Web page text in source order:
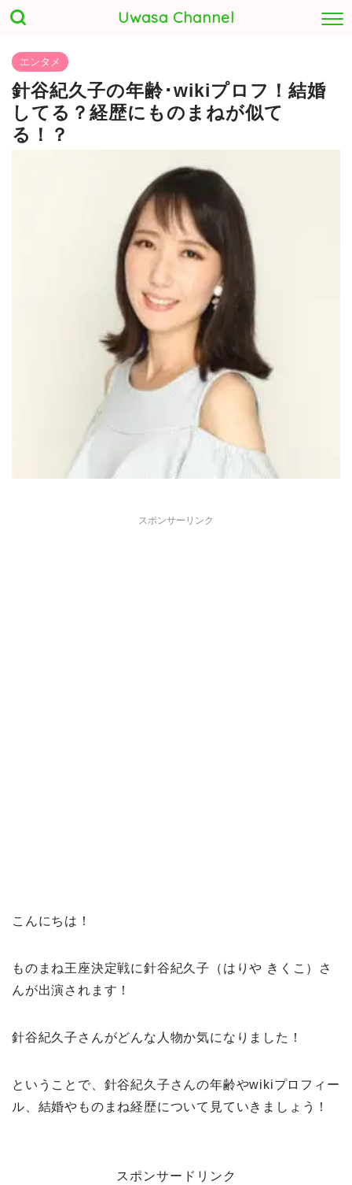
Uwasa Channel
エンタメ
針谷紀久子の年齢･wikiプロフ！結婚
してる？経歴にものまねが似て
る！？
スポンサーリンク
こんにちは！
ものまね王座決定戦に針谷紀久子（はりや きくこ）さ
んが出演されます！
針谷紀久子さんがどんな人物か気になりました！
ということで、針谷紀久子さんの年齢やwikiプロフィー
ル、結婚やものまね経歴について見ていきましょう！
スポンサードリンク